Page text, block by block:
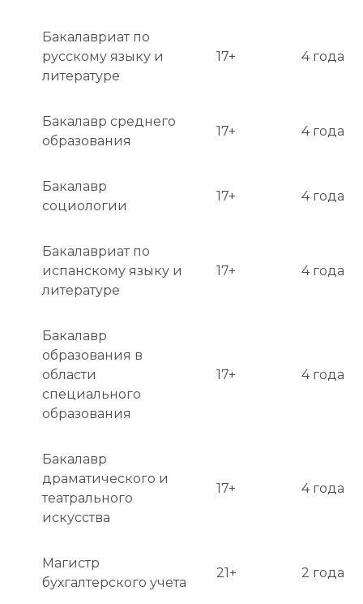
Бакалавриат по
русскому языку и
литературе
17+ 4 года
Бакалавр среднего
образования
17+ 4 года
Бакалавр
социологии
17+ 4 года
Бакалавриат по
испанскому языку и
литературе
17+ 4 года
Бакалавр
образования в
области
специального
образования
17+ 4 года
Бакалавр
драматического и
театрального
искусства
17+ 4 года
Магистр
бухгалтерского учета
21+ 2 года